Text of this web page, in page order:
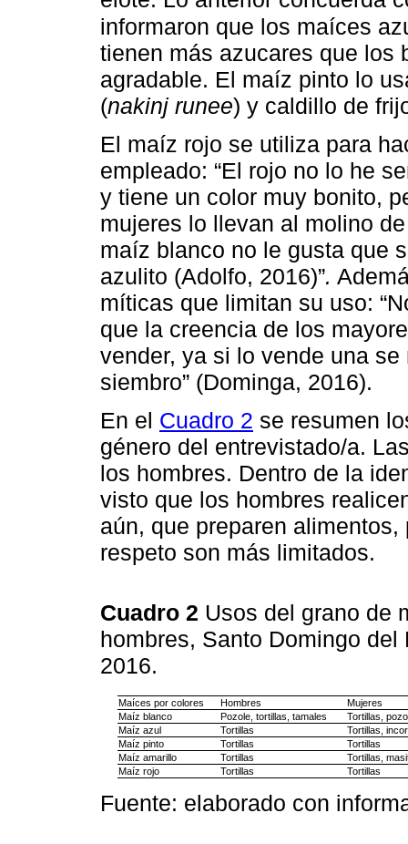
informaron que los maíces
tienen más azucares que los
agradable. El maíz pinto lo
(nakinj runee) y caldillo de
El maíz rojo se utiliza para
empleado: “El rojo no lo he
y tiene un color muy bonito,
mujeres lo llevan al molino
maíz blanco no le gusta que
azulito (Adolfo, 2016)”.
míticas que limitan su uso:
que la creencia de los
vender, ya si lo vende una
siembro” (Dominga, 2016).
En el Cuadro 2 se resumen
género del entrevistado/a.
los hombres. Dentro de la
visto que los hombres
aún, que preparen
respeto son más limitados.
Cuadro 2 Usos del grano de
hombres, Santo Domingo
2016.
Maíces por colores Hombres
Mujeres
Maíz blanco
Pozole, tortillas, tamales
Tortillas,
Maíz azul
Tortillas
Tortillas,
Maíz pinto
Tortillas
Tortillas
Maíz amarillo
Tortillas
Tortillas,
Maíz rojo
Tortillas Tortillas
Fuente: elaborado con